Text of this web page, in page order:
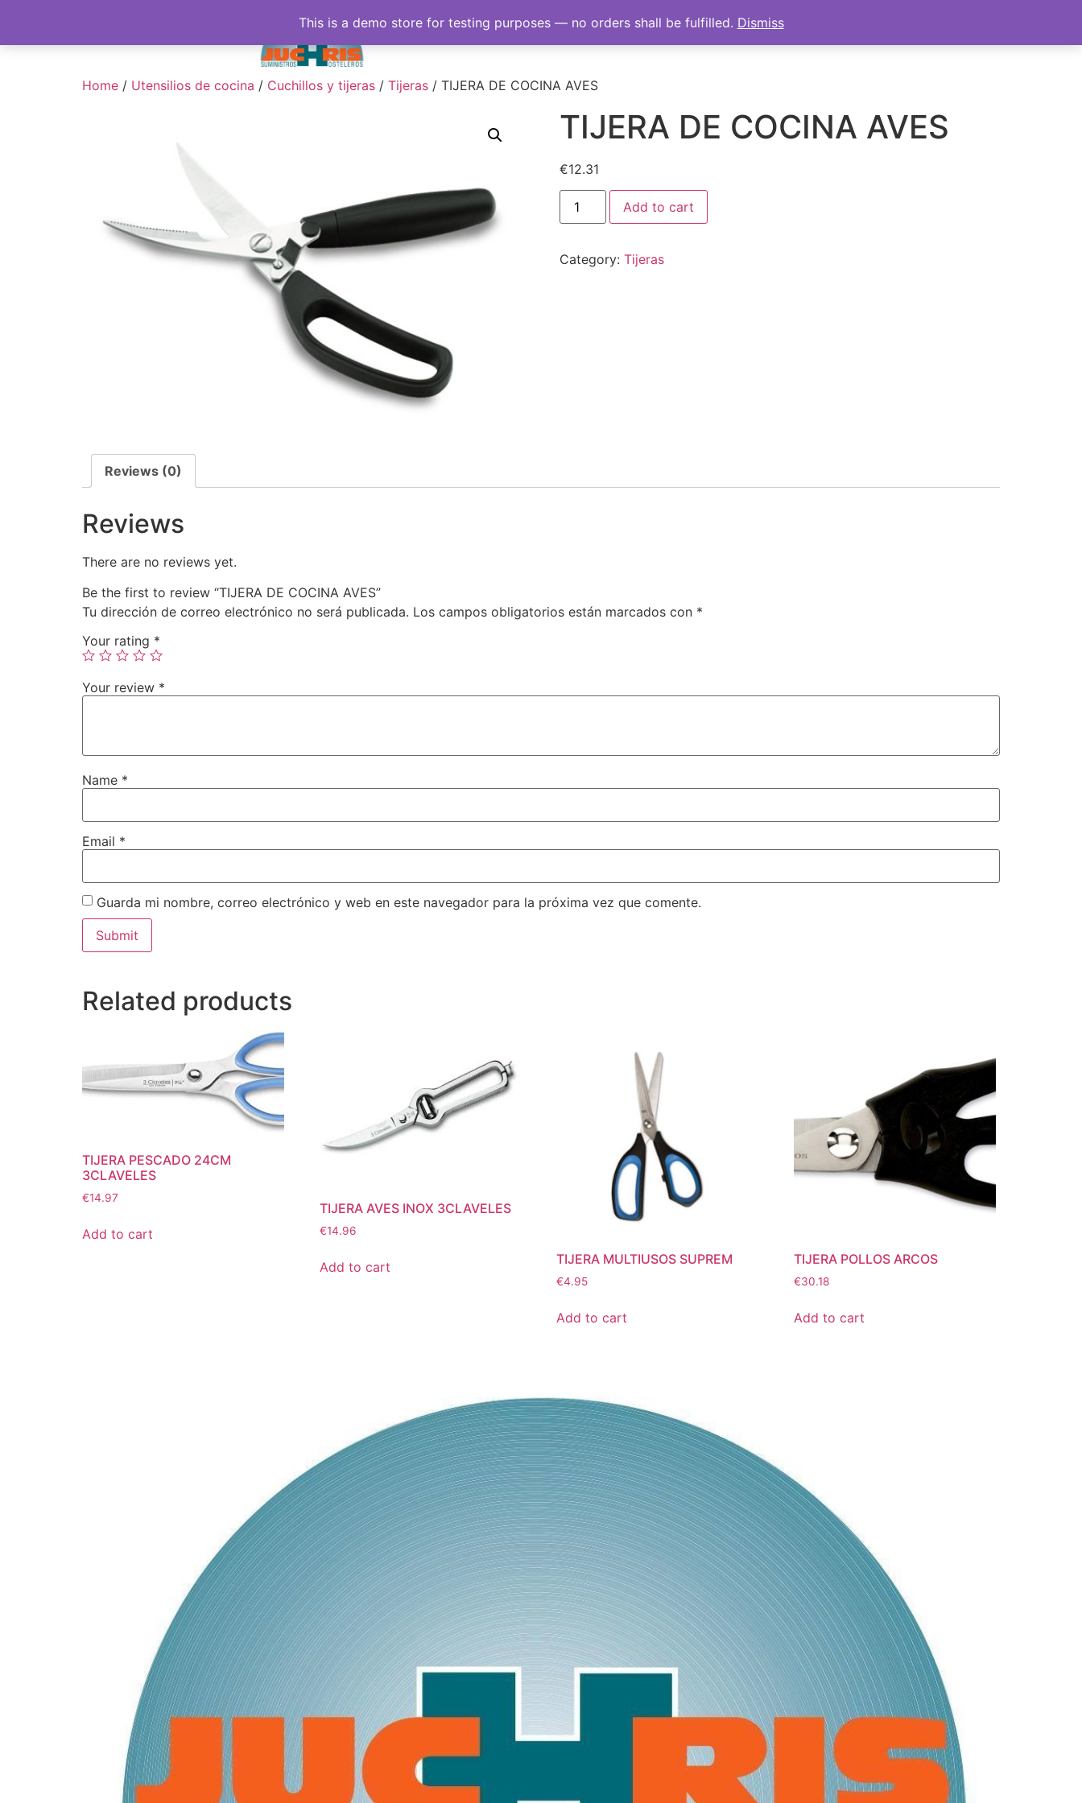
Home / Utensilios de cocina / Cuchillos y tijeras / Tijeras / TIJERA DE COCINA AVES
TIJERA DE COCINA AVES
€12.31
Add to cart
Category: Tijeras
Reviews (0)
Reviews
There are no reviews yet.
Be the first to review “TIJERA DE COCINA AVES”
Tu dirección de correo electrónico no será publicada. Los campos obligatorios están marcados con *
Your rating *
Your review *
Name *
Email *
Guarda mi nombre, correo electrónico y web en este navegador para la próxima vez que comente.
Related products
TIJERA PESCADO 24CM
3CLAVELES
€14.97
Add to cart
TIJERA AVES INOX 3CLAVELES
€14.96
Add to cart TIJERA MULTIUSOS SUPREM
€4.95
Add to cart
TIJERA POLLOS ARCOS
€30.18
Add to cart
This is a demo store for testing purposes — no orders shall be fulfilled. Dismiss